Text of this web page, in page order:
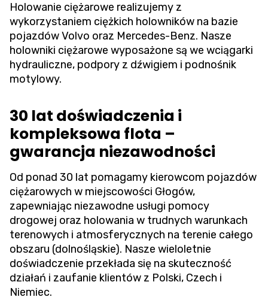
Holowanie ciężarowe realizujemy z
wykorzystaniem ciężkich holowników na bazie
pojazdów Volvo oraz Mercedes-Benz. Nasze
holowniki ciężarowe wyposażone są we wciągarki
hydrauliczne, podpory z dźwigiem i podnośnik
motylowy.
30 lat doświadczenia i
kompleksowa flota –
gwarancja niezawodności
Od ponad 30 lat pomagamy kierowcom pojazdów
ciężarowych w miejscowości Głogów,
zapewniając niezawodne usługi pomocy
drogowej oraz holowania w trudnych warunkach
terenowych i atmosferycznych na terenie całego
obszaru (dolnośląskie). Nasze wieloletnie
doświadczenie przekłada się na skuteczność
działań i zaufanie klientów z Polski, Czech i
Niemiec.